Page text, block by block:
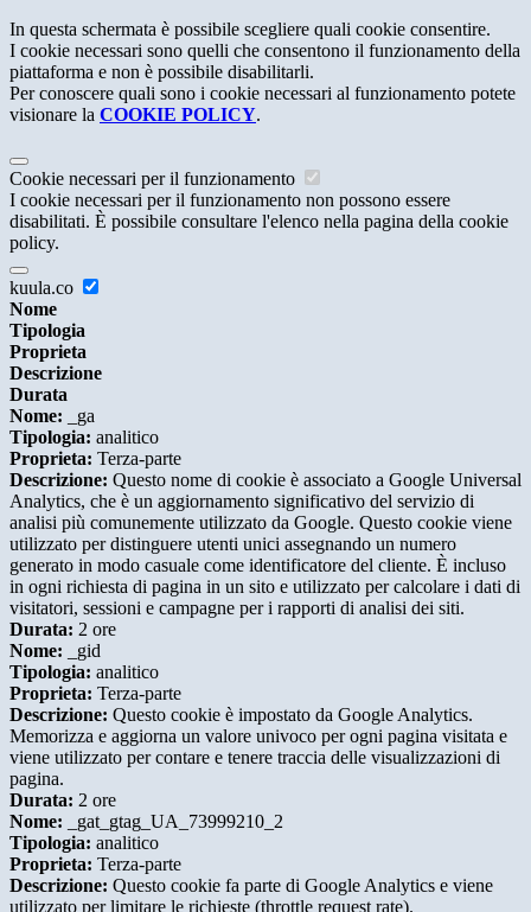
In questa schermata è possibile scegliere quali cookie consentire.
I cookie necessari sono quelli che consentono il funzionamento della
piattaforma e non è possibile disabilitarli.
Per conoscere quali sono i cookie necessari al funzionamento potete
visionare la COOKIE POLICY.
Cookie necessari per il funzionamento
I cookie necessari per il funzionamento non possono essere
disabilitati. È possibile consultare l'elenco nella pagina della cookie
policy.
kuula.co
Nome
Tipologia
Proprieta
Descrizione
Durata
Nome: _ga
Tipologia: analitico
Proprieta: Terza-parte
Descrizione: Questo nome di cookie è associato a Google Universal
Analytics, che è un aggiornamento significativo del servizio di
analisi più comunemente utilizzato da Google. Questo cookie viene
utilizzato per distinguere utenti unici assegnando un numero
generato in modo casuale come identificatore del cliente. È incluso
in ogni richiesta di pagina in un sito e utilizzato per calcolare i dati di
visitatori, sessioni e campagne per i rapporti di analisi dei siti.
Durata: 2 ore
Nome: _gid
Tipologia: analitico
Proprieta: Terza-parte
Descrizione: Questo cookie è impostato da Google Analytics.
Memorizza e aggiorna un valore univoco per ogni pagina visitata e
viene utilizzato per contare e tenere traccia delle visualizzazioni di
pagina.
Durata: 2 ore
Nome: _gat_gtag_UA_73999210_2
Tipologia: analitico
Proprieta: Terza-parte
Descrizione: Questo cookie fa parte di Google Analytics e viene
utilizzato per limitare le richieste (throttle request rate).